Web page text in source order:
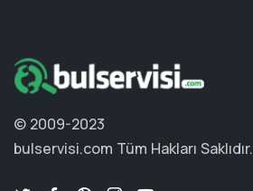
© 2009-2023
bulservisi.com Tüm Hakları Saklıdır.